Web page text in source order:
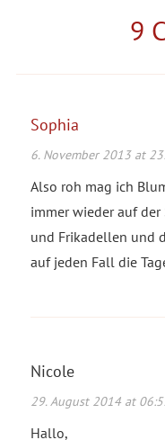
9
Sophia
6. November 2013 at
Also roh mag ich
immer wieder auf der
und Frikadellen und
auf jeden Fall die
Nicole
29. August 2014 at
Hallo,